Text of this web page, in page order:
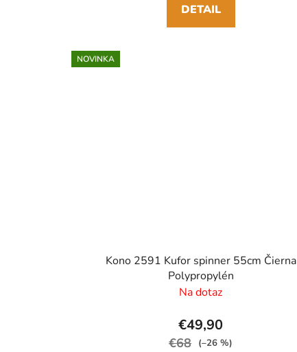
DETAIL
NOVINKA
Kono 2591 Kufor spinner 55cm Čierna
Polypropylén
Na dotaz
€49,90
€68 (–26 %)